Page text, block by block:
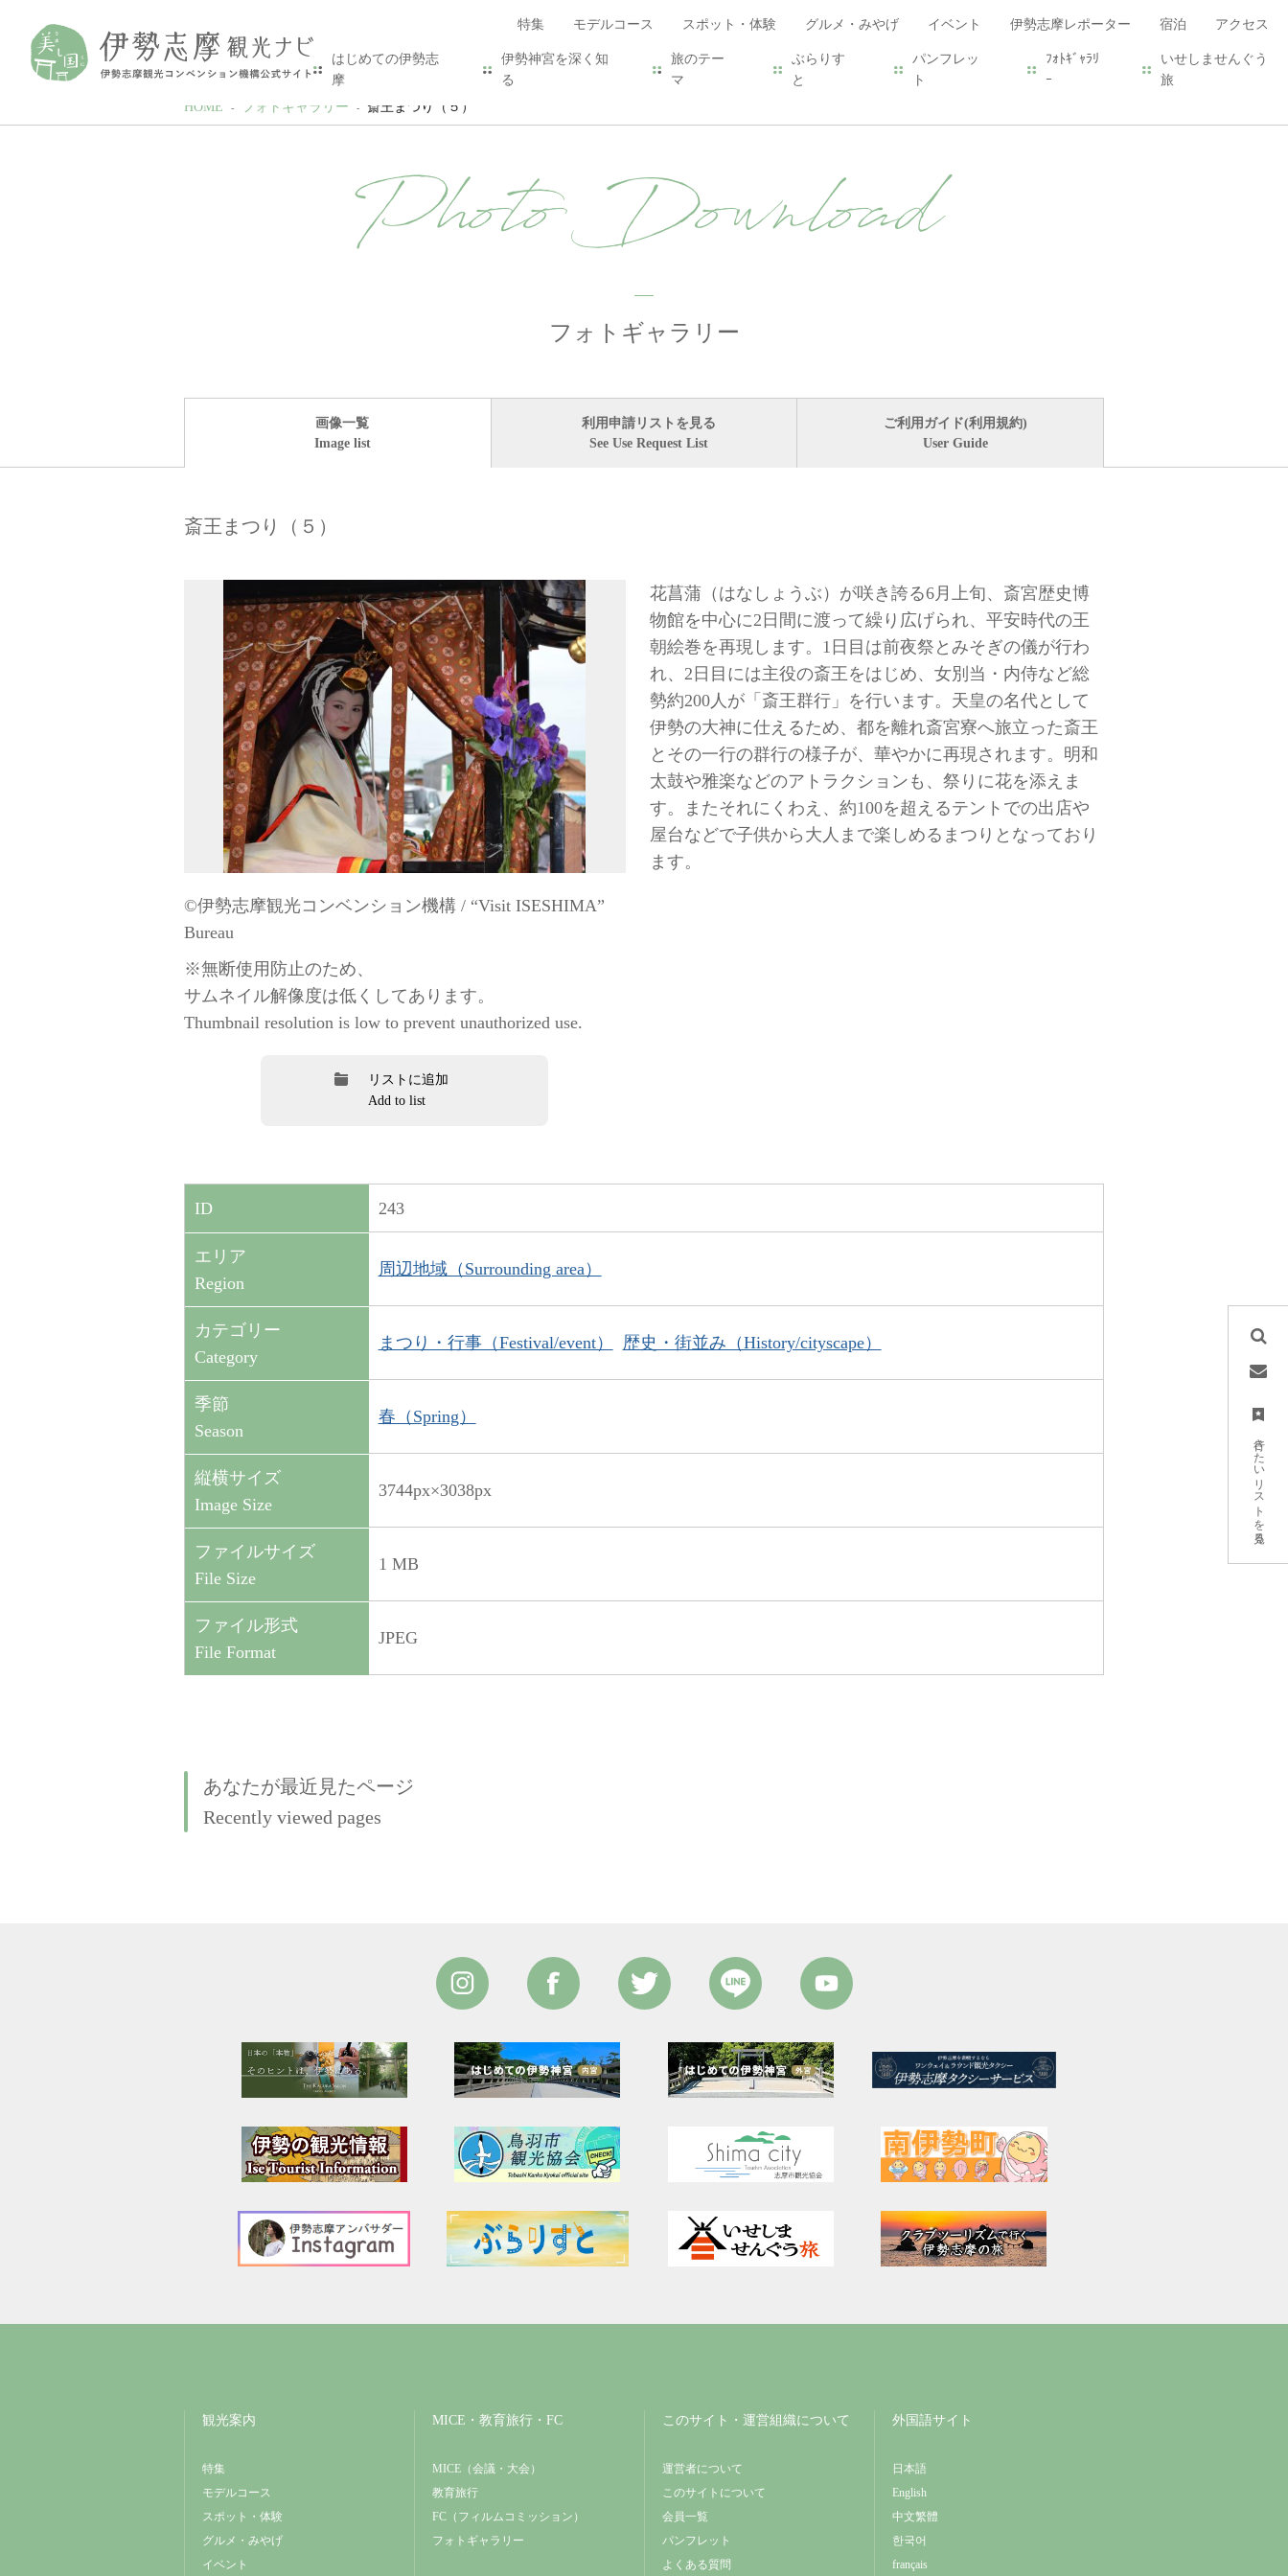
特集 モデルコース スポット・体験 グルメ・みやげ イベント 伊勢志摩レポーター 宿泊 アクセス
はじめての伊勢志
摩
伊勢神宮を深く知
る
旅のテー
マ
ぶらりす
と
パンフレッ
ト
ﾌｫﾄｷﾞｬﾗﾘ
ｰ
いせしませんぐう
旅
行きたいリストを見る
HOME フォトギャラリー 斎王まつり（５）
Photo Download
フォトギャラリー
画像一覧
Image list
利用申請リストを見る
See Use Request List
ご利用ガイド(利用規約)
User Guide
斎王まつり（５）
©伊勢志摩観光コンベンション機構 / “Visit ISESHIMA”
Bureau
※無断使用防止のため、
サムネイル解像度は低くしてあります。
Thumbnail resolution is low to prevent unauthorized use.
リストに追加
Add to list
花菖蒲（はなしょうぶ）が咲き誇る6月上旬、斎宮歴史博
物館を中心に2日間に渡って繰り広げられ、平安時代の王
朝絵巻を再現します。1日目は前夜祭とみそぎの儀が行わ
れ、2日目には主役の斎王をはじめ、女別当・内侍など総
勢約200人が「斎王群行」を行います。天皇の名代として
伊勢の大神に仕えるため、都を離れ斎宮寮へ旅立った斎王
とその一行の群行の様子が、華やかに再現されます。明和
太鼓や雅楽などのアトラクションも、祭りに花を添えま
す。またそれにくわえ、約100を超えるテントでの出店や
屋台などで子供から大人まで楽しめるまつりとなっており
ます。
ID 243
エリア
Region
周辺地域（Surrounding area）
カテゴリー
Category
まつり・行事（Festival/event） 歴史・街並み（History/cityscape）
季節
Season
春（Spring）
縦横サイズ
Image Size
3744px×3038px
ファイルサイズ
File Size
1 MB
ファイル形式
File Format
JPEG
あなたが最近見たページ
Recently viewed pages
観光案内
特集
モデルコース
スポット・体験
グルメ・みやげ
イベント
MICE・教育旅行・FC
MICE（会議・大会）
教育旅行
FC（フィルムコミッション）
フォトギャラリー
このサイト・運営組織について
運営者について
このサイトについて
会員一覧
パンフレット
よくある質問
外国語サイト
日本語
English
中文繁體
한국어
français